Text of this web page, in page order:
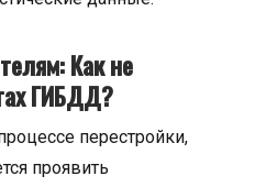
Как не
ГИБДД?
перестройки,
проявить